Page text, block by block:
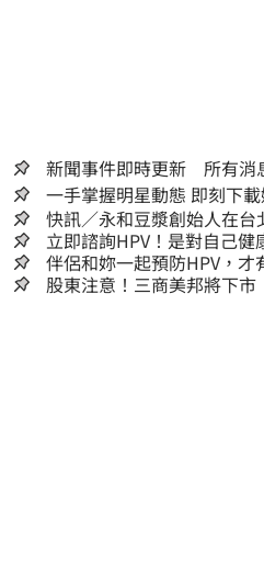
新聞事件即時更新 所有消
一手掌握明星動
快訊／永和豆漿創始人在
立即諮詢HPV！是對自己
嫌晚！
伴侶和妳一起預防HPV，才
股東注意！三商美邦將下